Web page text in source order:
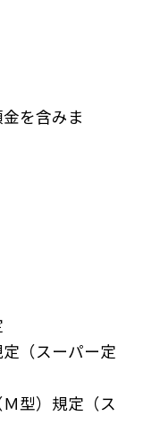
を含みま
（スーパー定
型）規定（ス